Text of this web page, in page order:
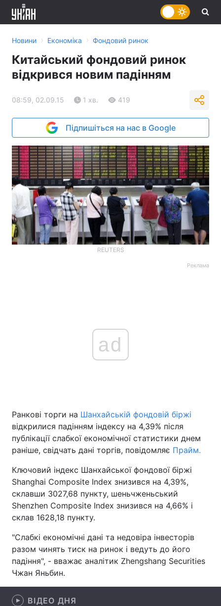
Головна Війна
Україна Політика
Спорт Наука
Техно і зв'язок
Зброя
Новини › Економіка › Фондовий ринок
Китайський фондовий ринок
відкрився новим падінням
08:59, 02.09.15 1 хв. 419
Підпишіться на нас в Google
REUTERS
Реклама
ad
Ранкові торги на Шанхайській фондовій біржі
відкрилися падінням індексу на 4,39% після
публікації слабкої економічної статистики днем
раніше, свідчать дані торгів, повідомляє Прайм.
Ключовий індекс Шанхайської фондової біржі
Shanghai Composite Index знизився на 4,39%,
склавши 3027,68 пункту, шеньчженьський
Shenzhen Composite Index знизився на 4,66% і
склав 1628,18 пункту.
"Слабкі економічні дані та недовіра інвесторів
разом чинять тиск на ринок і ведуть до його
падіння", - вважає аналітик Zhengshang Securities
Чжан Яньбин.
ВІДЕО ДНЯ